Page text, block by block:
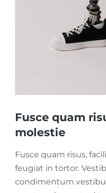
Fusce quam
molestie
Fusce quam risus,
feugiat in tortor.
condimentum